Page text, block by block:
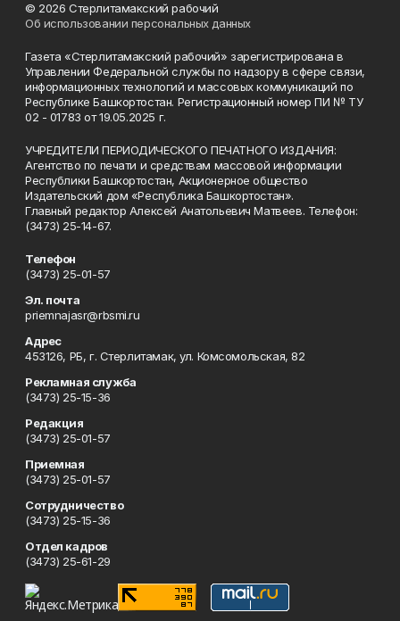
© 2026 Стерлитамакский рабочий
Об использовании персональных данных
Газета «Стерлитамакский рабочий» зарегистрирована в
Управлении Федеральной службы по надзору в сфере связи,
информационных технологий и массовых коммуникаций по
Республике Башкортостан. Регистрационный номер ПИ № ТУ
02 - 01783 от 19.05.2025 г.
УЧРЕДИТЕЛИ ПЕРИОДИЧЕСКОГО ПЕЧАТНОГО ИЗДАНИЯ:
Агентство по печати и средствам массовой информации
Республики Башкортостан, Акционерное общество
Издательский дом «Республика Башкортостан».
Главный редактор Алексей Анатольевич Матвеев. Телефон:
(3473) 25-14-67.
Телефон
(3473) 25-01-57
Эл. почта
priemnajasr@rbsmi.ru
Адрес
453126, РБ, г. Стерлитамак, ул. Комсомольская, 82
Рекламная служба
(3473) 25-15-36
Редакция
(3473) 25-01-57
Приемная
(3473) 25-01-57
Сотрудничество
(3473) 25-15-36
Отдел кадров
(3473) 25-61-29